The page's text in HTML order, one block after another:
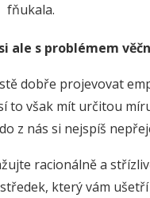
fňukala.
ale s problémem
dobře projevovat
to však mít určitou
z nás si nejspíš
racionálně a
který vám